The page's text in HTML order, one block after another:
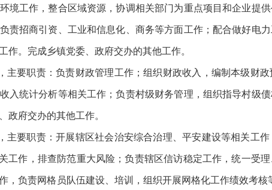
境工作，整合区域资源，协调相关部门为重点项目和企业提
责招商引资、工业和信息化、商务等方面工作；配合做好电
作。完成乡镇党委、政府交办的其他工作。
主要职责：负责财政管理工作；组织财政收入，编制本级财
入统计分析等相关工作；负责村级财务管理，组织指导村级
政府交办的其他工作。
主要职责：开展辖区社会治安综合治理、平安建设等相关工
工作，排查防范重大风险；负责辖区信访稳定工作，统一受
，负责网格员队伍建设、培训，组织开展网格化工作绩效考